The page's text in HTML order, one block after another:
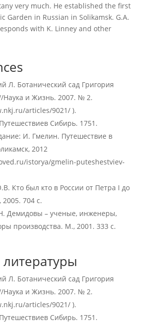
very much. He established the first
Garden in Russian in Solikamsk. G.A.
with K. Linney and other
Л. Ботанический сад Григория
Наука и Жизнь. 2007. № 2.
articles/9021/ ).
Сибирь. 1751.
И. Гмелин. Путешествие в
2012
istorya/gmelin-puteshestviev-
Кто был кто в России от Петра I до
704 с.
Демидовы – ученые, инженеры,
производства. М., 2001. 333 с.
Л. Ботанический сад Григория
Наука и Жизнь. 2007. № 2.
articles/9021/ ).
Сибирь. 1751.